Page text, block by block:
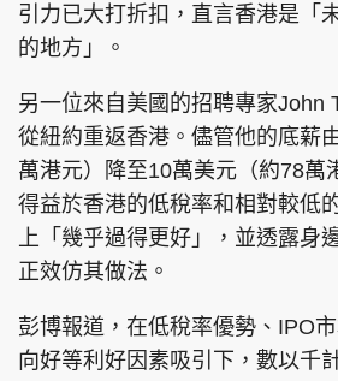
引力已大打折扣，直言香港是「
的地方」。
另一位來自美國的招聘專家John
從紐約重返香港。儘管他的底薪
萬港元）降至10萬美元（約78萬
得益於香港的低稅率和相對較低
上「幾乎過得更好」，並透露身
正效仿其做法。
彭博報道，在低稅率優勢、IPO
向好等利好因素吸引下，數以千